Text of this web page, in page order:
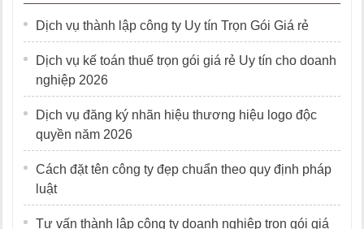
Dịch vụ thành lập công ty Uy tín Trọn Gói Giá rẻ
Dịch vụ kế toán thuế trọn gói giá rẻ Uy tín cho doanh
nghiệp 2026
Dịch vụ đăng ký nhãn hiệu thương hiệu logo độc
quyền năm 2026
Cách đặt tên công ty đẹp chuẩn theo quy định pháp
luật
Tư vấn thành lập công ty doanh nghiệp trọn gói giá